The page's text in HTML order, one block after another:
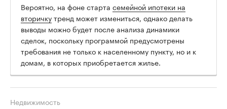
Вероятно, на фоне старта семейной ипотеки на
вторичкутренд может измениться, однако делать
выводы можно будет после анализа динамики
сделок, поскольку программой предусмотрены
требования не только к населенному пункту, но и к
домам, в которых приобретается жилье.
Недвижимость